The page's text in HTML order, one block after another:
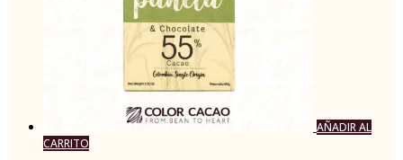
AÑADIR AL
CARRITO